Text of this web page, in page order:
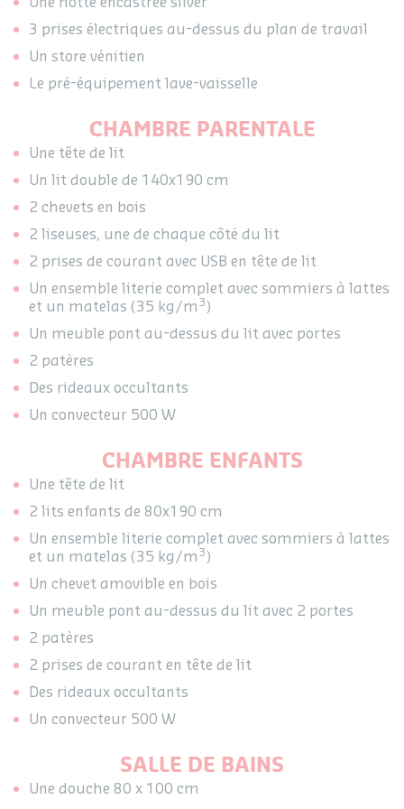
3 prises électriques au-dessus du plan de travail
Un store vénitien
Le pré-équipement lave-vaisselle
CHAMBRE PARENTALE
Une tête de lit
Un lit double de 140x190 cm
2 chevets en bois
2 liseuses, une de chaque côté du lit
2 prises de courant avec USB en tête de lit
Un ensemble literie complet avec sommiers à lattes
et un matelas (35 kg/m 3 )
Un meuble pont au-dessus du lit avec portes
2 patères
Des rideaux occultants
Un convecteur 500 W
CHAMBRE ENFANTS
Une tête de lit
2 lits enfants de 80x190 cm
Un ensemble literie complet avec sommiers à lattes
et un matelas (35 kg/m 3 )
Un chevet amovible en bois
Un meuble pont au-dessus du lit avec 2 portes
2 patères
2 prises de courant en tête de lit
Des rideaux occultants
Un convecteur 500 W
SALLE DE BAINS
Une douche 80 x 100 cm